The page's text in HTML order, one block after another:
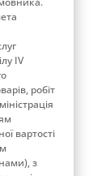
ІV
робіт
вартості
з